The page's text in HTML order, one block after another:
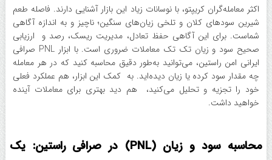
اکثر معامله‌گران کریپتو، با نوسانات زیاد این بازار آشنایی دارند. فاصله طعم
شیرین سودهای کلان و تلخی زیان‌های سنگین؛ ناچیز و به اندازه آگاهی
شماست. برای این آگاهی حفظ تعادل، مدیریت ریسک، رصد و ارزیابی
صحیح سود و زیان تک تک معاملات ضروری است. با ابزار PNL صرافی
ایرانی امن راستین، می‌توانید به‌طور دقیق محاسبه کنید که در هر معامله
چه مقدار سود کرده یا زیان دیده‌اید. به کمک این ابزار، هم عملکرد فعلی
خود را تجزیه و تحلیل می‌کنید، هم دید بهتری برای معاملات آینده
خواهید داشت.
محاسبه سود و زیان (PNL) در صرافی راستین: یک